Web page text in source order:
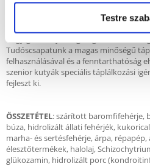
Testre
pedig elősegíti a felnőtt kutya
hogy garantálja a legmagasabb
Tudóscsapatunk a magas minőségű
felhasználásával és a fenntarthatóság
szenior kutyák speciális táplálkozási
fejleszt ki.
ÖSSZETÉTEL: szárított baromfifehérje,
búza, hidrolizált állati fehérjék,
marha- és sertésfehérje, árpa,
élesztőtermékek, halolaj,
glükozamin, hidrolizált porc